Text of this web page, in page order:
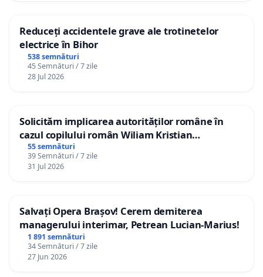
Reduceți accidentele grave ale trotinetelor
electrice în Bihor
538 semnături
45 Semnături / 7 zile
28 Jul 2026
Solicităm implicarea autorităților române în
cazul copilului român Wiliam Kristian
Gheorghe, aflat în plasament în Danemarca de
12 ani
55 semnături
39 Semnături / 7 zile
31 Jul 2026
Salvați Opera Brașov! Cerem demiterea
managerului interimar, Petrean Lucian-Marius!
1 891 semnături
34 Semnături / 7 zile
27 Jun 2026